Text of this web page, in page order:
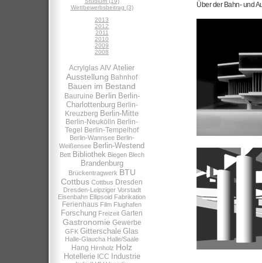
Wettbewerbsbeitrag (3)
2013
2012
2011
2010
2009
2008
Acrylglas AIV Atelier
Ausstellung Bahnhof
Bauen im Bestand
Bauruine Berlin Berlin-
Charlottenburg Berlin-
Kreuzberg Berlin-Mitte
Berlin-Neukölln Berlin-
Tegel
Berlin-Tempelhof
Berlin-Wannsee Berlin-
Weißensee Berlin-Westend
Bett Bibliothek Biegen Blech
Brandenburg
Brückentragwerk BTU
Cottbus Cottbus Dresden
Dresden-Leipziger Vorstadt
Eisenbahn Ellipsoid Fabrikation
Ferienhaus Film Flughafen
Forschung Freizeit Garten
Gastronomie Gewerbe
GFK Gitterschale Glas
Halle-Glaucha Halle/Saale
Hang Hirnholz Holz
Hotellerie ICC Industrie
Über der Bahn- und